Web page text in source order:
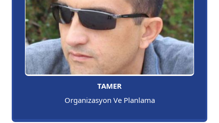
TAMER
Organizasyon Ve Planlama